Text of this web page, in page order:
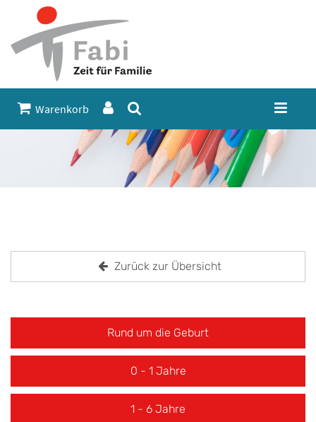
Warenkorb
Zurück zur Übersicht
Rund um die Geburt
0 - 1 Jahre
1 - 6 Jahre